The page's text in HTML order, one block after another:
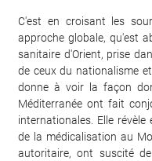
C'est en croisant les
approche globale, qu'est
sanitaire d'Orient, prise
de ceux du nationalisme
donne à voir la façon
Méditerranée ont fait
internationales. Elle
de la médicalisation au
autoritaire, ont suscité